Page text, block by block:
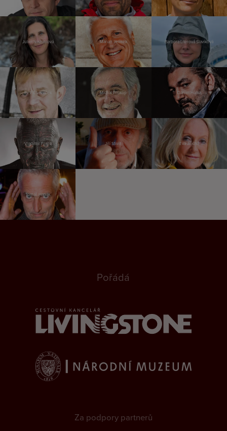
Juliet Navrátilová Marian Jelínek Barbora Literová Slavíková
Petr Čtvrtníček Michal Prokop Daniel Hůlka
Vladimír Franz Jiří Stivín Eva Jiřičná
Tomáš Hanák
Pořádá
Za podpory partnerů